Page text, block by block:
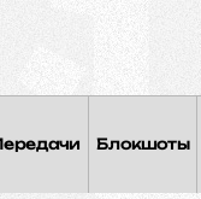
Блокшоты